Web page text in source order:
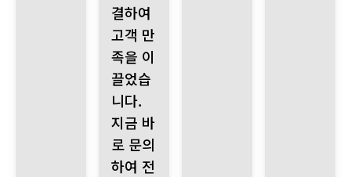
결하여
고객 만
족을 이
끌었습
니다.
지금 바
로 문의
하여 전